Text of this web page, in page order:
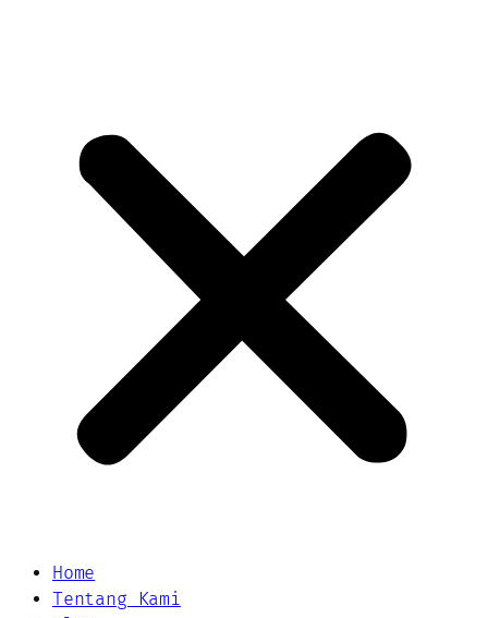
Home
Tentang Kami